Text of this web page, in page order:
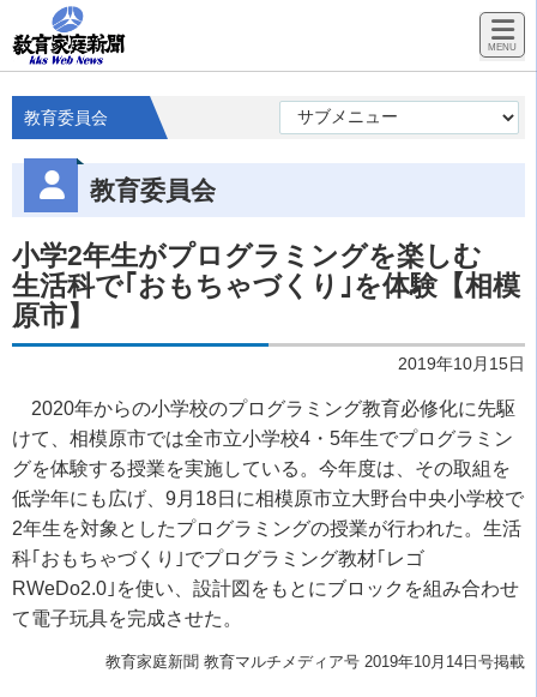
教育委員会
教育委員会
小学2年生がプログラミングを楽しむ
生活科で｢おもちゃづくり｣を体験【相模
原市】
2019年10月15日
2020年からの小学校のプログラミング教育必修化に先駆
けて、相模原市では全市立小学校4・5年生でプログラミン
グを体験する授業を実施している。今年度は、その取組を
低学年にも広げ、9月18日に相模原市立大野台中央小学校で
2年生を対象としたプログラミングの授業が行われた。生活
科｢おもちゃづくり｣でプログラミング教材｢レゴ
RWeDo2.0｣を使い、設計図をもとにブロックを組み合わせ
て電子玩具を完成させた。
教育家庭新聞 教育マルチメディア号 2019年10月14日号掲載